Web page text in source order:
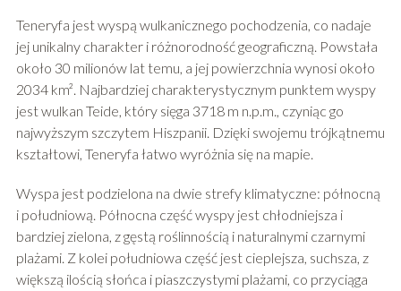
Teneryfa jest wyspą wulkanicznego pochodzenia, co nadaje
jej unikalny charakter i różnorodność geograficzną. Powstała
około 30 milionów lat temu, a jej powierzchnia wynosi około
2034 km². Najbardziej charakterystycznym punktem wyspy
jest wulkan Teide, który sięga 3718 m n.p.m., czyniąc go
najwyższym szczytem Hiszpanii. Dzięki swojemu trójkątnemu
kształtowi, Teneryfa łatwo wyróżnia się na mapie.
Wyspa jest podzielona na dwie strefy klimatyczne: północną
i południową. Północna część wyspy jest chłodniejsza i
bardziej zielona, z gęstą roślinnością i naturalnymi czarnymi
plażami. Z kolei południowa część jest cieplejsza, suchsza, z
większą ilością słońca i piaszczystymi plażami, co przyciąga